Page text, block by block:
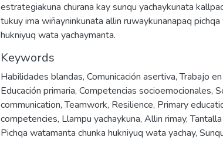
estrategiakuna churana kay sunqu yachaykunata
tukuy ima wiñayninkunata allin ruwaykunanapaq
hukniyuq wata yachaymanta.
Keywords
Habilidades blandas, Comunicación asertiva,Trabajo
Educación primaria, Competencias socioemocionales,
communication,Teamwork, Resilience, Primary
competencies, Llampu yachaykuna, Allin rimay,
Pichqa watamanta chunka hukniyuq wata yachay,